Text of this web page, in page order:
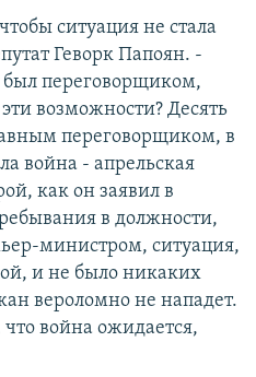
ситуация не стала
Геворк Папоян. -
был переговорщиком,
возможности? Десять
переговорщиком, в
война - апрельская
как он заявил в
в должности,
министром, ситуация,
и не было никаких
вероломно не нападет.
что война ожидается,